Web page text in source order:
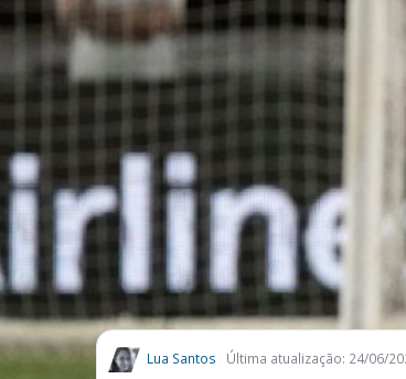
Lua Santos Última atualização: 24/06/